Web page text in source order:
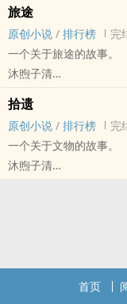
☆叙述性流水账成分会
事从头到尾说一遍。
☆没有意外的话是酸甜
☆菜鸡文笔不要在意！
☆«梦醒时分»，懂得都懂
☆圈地自萌不要打扰正主
▷愿优散友谊长存！◁
旅途
原创小说 / 排行榜
完
一个关于旅途的故事。
沐煦子清
原作指路：/game/
前段推荐配合食用曲目-
目-《叶小安》，后段
一段前单曲循环播放。
拾遗
原创小说 / 排行榜
完
一个关于文物的故事。
沐煦子清
首页